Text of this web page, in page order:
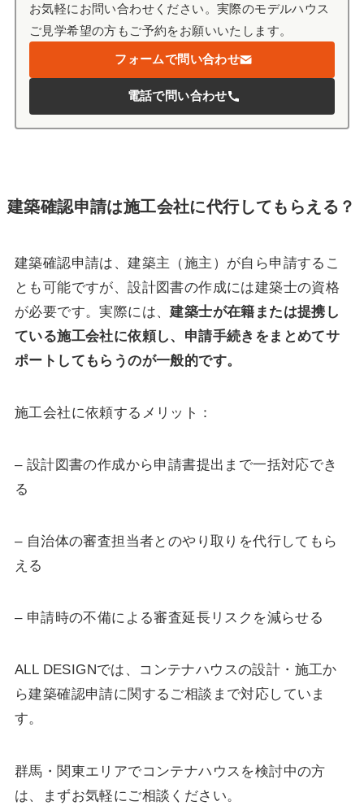
お気軽にお問い合わせください。実際のモデルハウス
ご見学希望の方もご予約をお願いいたします。
フォームで問い合わせ
電話で問い合わせ
建築確認申請は施工会社に代行してもらえる？
建築確認申請は、建築主（施主）が自ら申請するこ
とも可能ですが、設計図書の作成には建築士の資格
が必要です。実際には、建築士が在籍または提携し
ている施工会社に依頼し、申請手続きをまとめてサ
ポートしてもらうのが一般的です。
施工会社に依頼するメリット：
– 設計図書の作成から申請書提出まで一括対応でき
る
– 自治体の審査担当者とのやり取りを代行してもら
える
– 申請時の不備による審査延長リスクを減らせる
ALL DESIGNでは、コンテナハウスの設計・施工か
ら建築確認申請に関するご相談まで対応していま
す。
群馬・関東エリアでコンテナハウスを検討中の方
は、まずお気軽にご相談ください。